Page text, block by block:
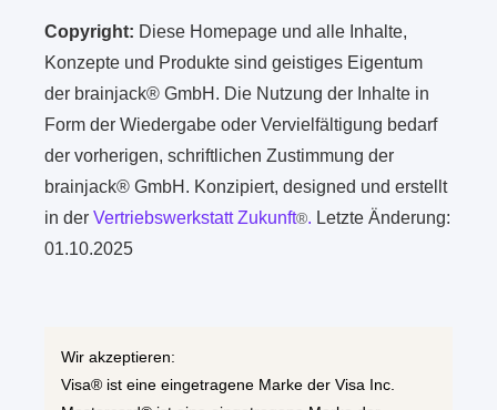
Copyright: Diese Homepage und alle Inhalte,
Konzepte und Produkte sind geistiges Eigentum
der brainjack® GmbH. Die Nutzung der Inhalte in
Form der Wiedergabe oder Vervielfältigung bedarf
der vorherigen, schriftlichen Zustimmung der
brainjack® GmbH. Konzipiert, designed und erstellt
in derVertriebswerkstatt Zukunft®. Letzte Änderung:
01.10.2025
Wir akzeptieren:
Visa® ist eine eingetragene Marke der Visa Inc.